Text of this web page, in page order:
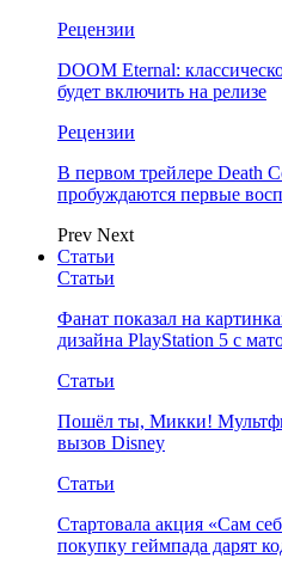
Рецензии
DOOM Eternal:
будет включить на релизе
Рецензии
В первом трейлере Death
пробуждаются первые
Prev Next
Статьи
Статьи
Фанат показал на
дизайна PlayStation 5 с
Статьи
Пошёл ты, Микки!
вызов Disney
Статьи
Стартовала акция «Сам
покупку геймпада дарят